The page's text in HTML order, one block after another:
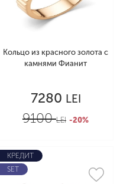
Кольцо из красного золота с
камнями Фианит
7280 LEI
9100LEI -20%
КРЕДИТ
SET